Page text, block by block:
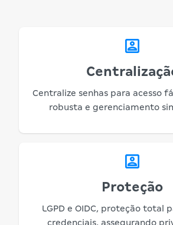
Centralize senhas para acesso
robusta e gerenciamento
Proteção
LGPD e OIDC, proteção total
credenciais, assegurando